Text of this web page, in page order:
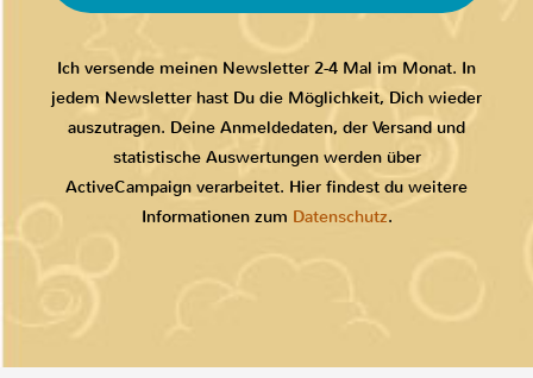
Ich versende meinen Newsletter 2-4 Mal im Monat. In
jedem Newsletter hast Du die Möglichkeit, Dich wieder
auszutragen. Deine Anmeldedaten, der Versand und
statistische Auswertungen werden über
ActiveCampaign verarbeitet. Hier findest du weitere
Informationen zum Datenschutz.